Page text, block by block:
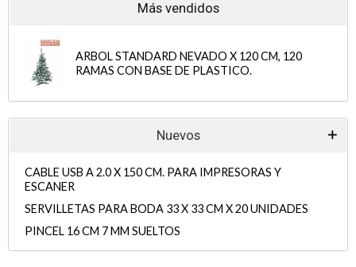
Más vendidos
ARBOL STANDARD NEVADO X 120 CM, 120
RAMAS CON BASE DE PLASTICO.
Nuevos
CABLE USB A 2.0 X 150 CM. PARA IMPRESORAS Y
ESCANER
SERVILLETAS PARA BODA 33 X 33 CM X 20 UNIDADES
PINCEL 16 CM 7 MM SUELTOS